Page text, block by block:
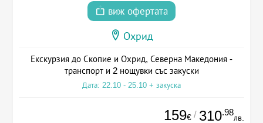
виж офертата
Охрид
Екскурзия до Скопие и Охрид, Северна Македония -
транспорт и 2 нощувки със закуски
Дата: 22.10 - 25.10 + закуска
159€ / 310.98
лв.